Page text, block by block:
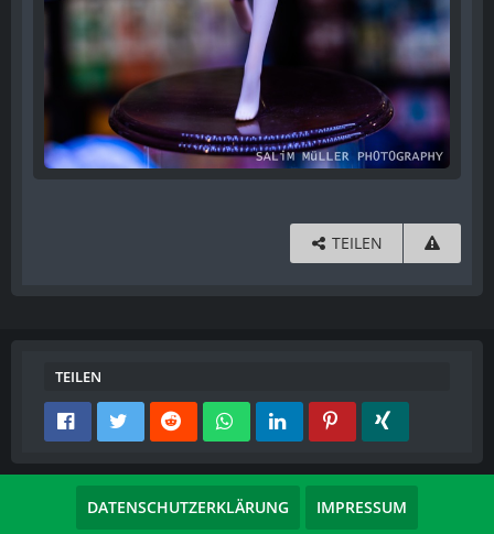
TEILEN
TEILEN
DATENSCHUTZERKLÄRUNG IMPRESSUM